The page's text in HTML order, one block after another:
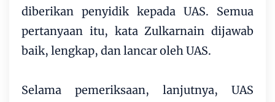
diberikan penyidik kepada UAS. Semua
pertanyaan itu, kata Zulkarnain dijawab
baik, lengkap, dan lancar oleh UAS.
Selama pemeriksaan, lanjutnya, UAS